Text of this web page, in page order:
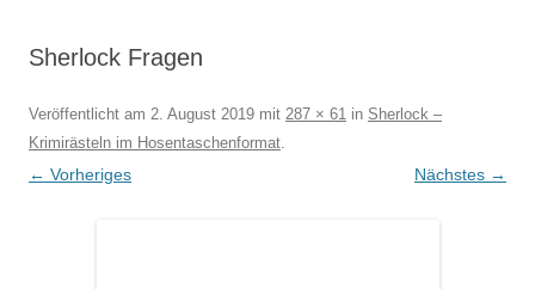
Sherlock Fragen
Veröffentlicht am 2. August 2019 mit 287 × 61 in Sherlock –
Krimirästeln im Hosentaschenformat.
← Vorheriges Nächstes →